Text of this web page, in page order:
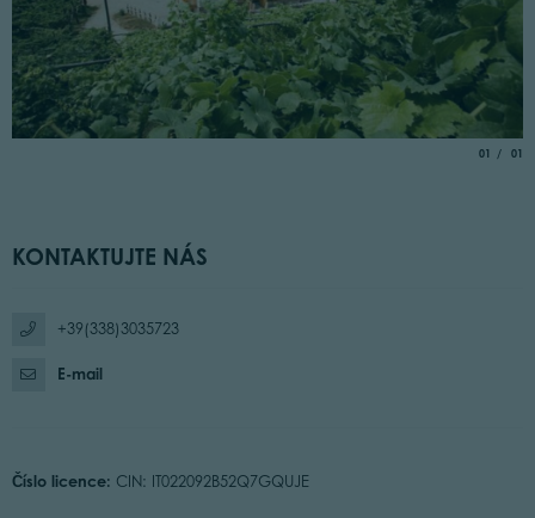
01 of
01
KONTAKTUJTE NÁS
+39(338)3035723
E-mail
Číslo licence: CIN: IT022092B52Q7GQUJE